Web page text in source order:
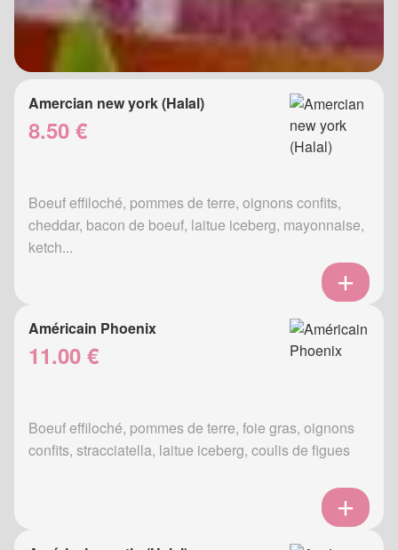
Amercian new york (Halal)
8.50 €
Boeuf effiloché, pommes de terre, oignons confits,
cheddar, bacon de boeuf, laitue iceberg, mayonnaise,
ketch...
Américain Phoenix
11.00 €
Boeuf effiloché, pommes de terre, foie gras, oignons
confits, stracciatella, laitue iceberg, coulis de figues